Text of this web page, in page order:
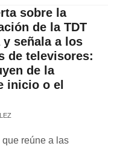
sobre la
de la TDT
y señala a los
de televisores:
de la
inicio o el
que reúne a las